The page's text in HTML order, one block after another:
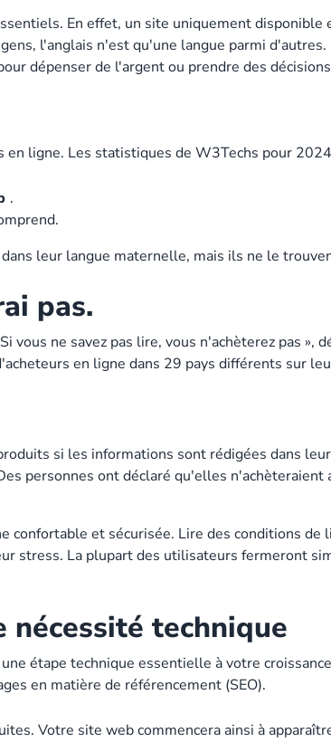
En effet, un site uniquement disponible
l'anglais n'est qu'une langue parmi
dépenser de l'argent ou prendre des
ligne. Les statistiques de W3Techs pour
.
leur langue maternelle, mais ils ne le
pas.
vous ne savez pas lire, vous n'achèterez pas »,
en ligne dans 29 pays différents sur
si les informations sont rédigées dans
personnes ont déclaré qu'elles n'achèteraient
confortable et sécurisée. Lire des conditions de
stress. La plupart des utilisateurs fermeront
technique
étape technique essentielle à votre
en matière de référencement (SEO).
Votre site web commencera ainsi à